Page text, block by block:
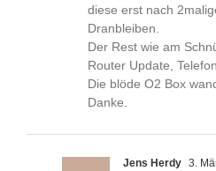
diese erst nach
Dranbleiben.
Der Rest wie am
Router Update,
Die blöde O2 Box
Danke.
Jens Herdy 3.